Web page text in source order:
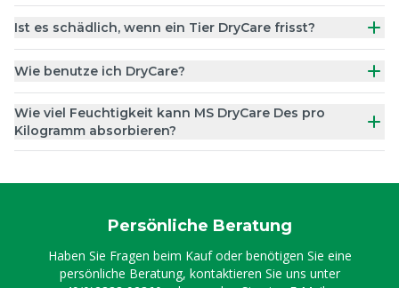
Ist es schädlich, wenn ein Tier DryCare frisst?
Wie benutze ich DryCare?
Wie viel Feuchtigkeit kann MS DryCare Des pro
Kilogramm absorbieren?
Persönliche Beratung
Haben Sie Fragen beim Kauf oder benötigen Sie eine
persönliche Beratung, kontaktieren Sie uns unter